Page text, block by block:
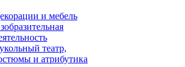
и мебель
театр,
и атрибутика